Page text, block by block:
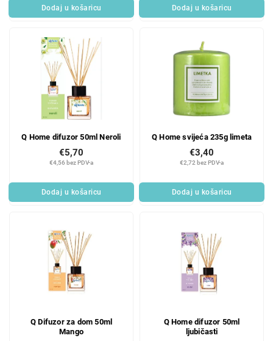
Dodaj u košaricu Dodaj u košaricu
Q Home difuzor 50ml Neroli
€4,56 bez PDV-a
€5,70
Dodaj u košaricu
Q Home svijeća 235g limeta
€2,72 bez PDV-a
€3,40
Dodaj u košaricu
Q Difuzor za dom 50ml
Mango
Q Home difuzor 50ml
ljubičasti